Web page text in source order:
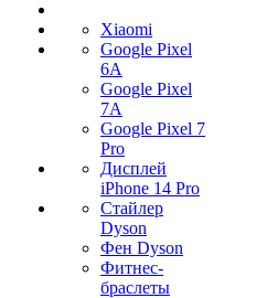
Xiaomi
Google Pixel
6A
Google Pixel
7А
Google Pixel 7
Pro
Дисплей
iPhone 14 Pro
Стайлер
Dyson
Фен Dyson
Фитнес-
браслеты